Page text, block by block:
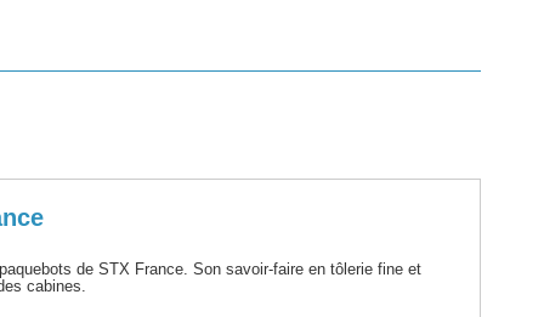
de STX France. Son savoir-faire en tôlerie fine et
cabines.